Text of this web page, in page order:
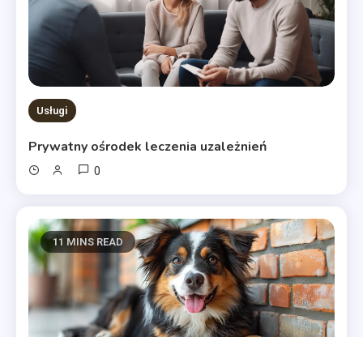
Usługi
Prywatny ośrodek leczenia uzależnień
0
11 MINS READ